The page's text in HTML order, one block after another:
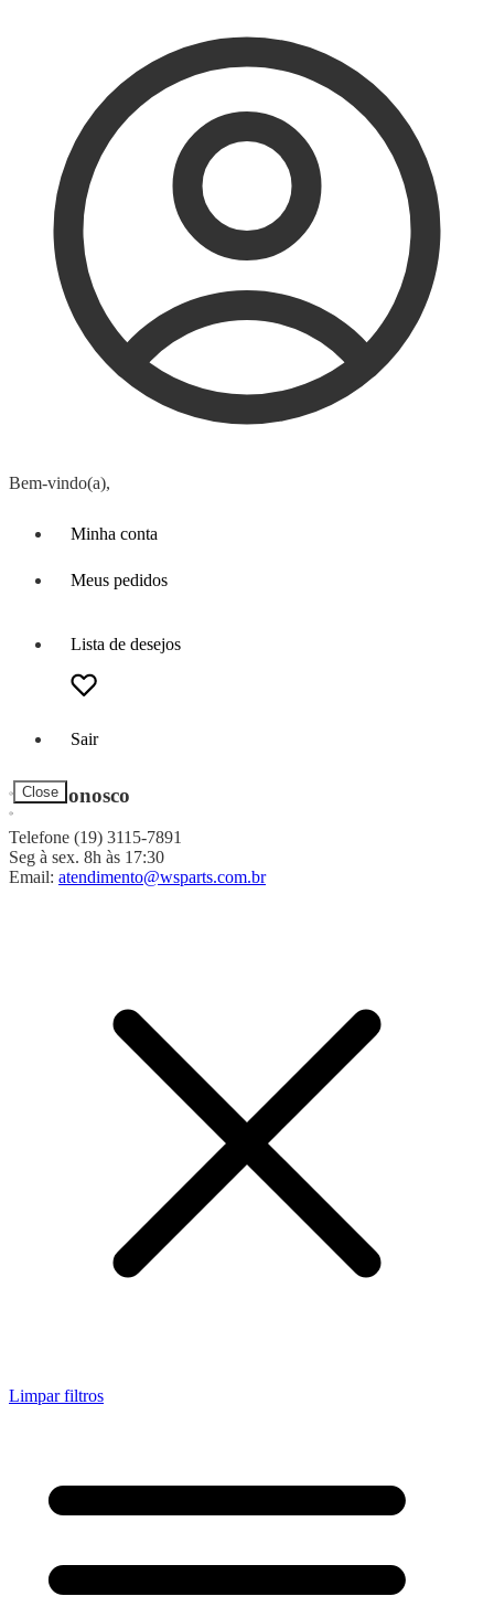
Bem-vindo(a),
Minha conta
Meus pedidos
Lista de desejos
Sair
Close
Fale Conosco
Telefone (19) 3115-7891
Seg à sex. 8h às 17:30
Email: atendimento@wsparts.com.br
Limpar filtros